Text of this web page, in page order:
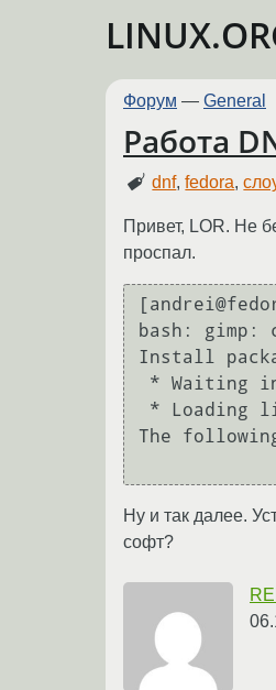
Форум — General
Работа
dnf,fedora,
Привет, LOR. Не
проспал.
bash: gimp:
Install
The
Ну и так далее.
софт?